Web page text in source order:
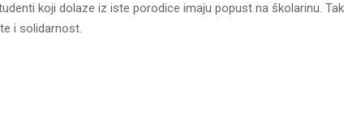
koji dolaze iz iste porodice imaju popust na školarinu.
i solidarnost.